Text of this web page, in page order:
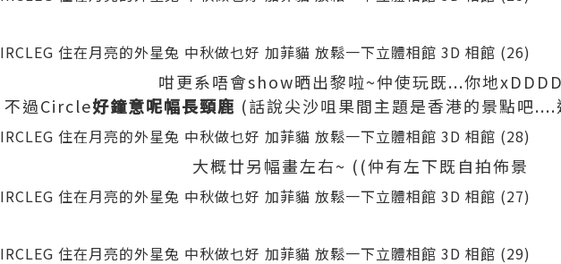
咁更系唔會show晒出黎啦~仲使玩既...你地xDDDD
不過Circle好鐘意呢幅長頸鹿 (話說尖沙咀果間主題是香港的景點吧
大概廿另幅畫左右~ ((仲有左下既自拍佈景